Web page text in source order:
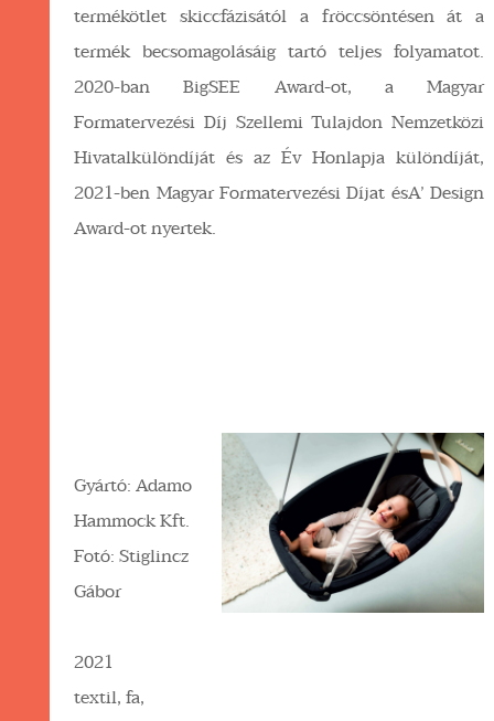
termékötlet skiccfázisától a fröccsöntésen át a
termék becsomagolásáig tartó teljes folyamatot.
2020-ban BigSEE Award-ot, a Magyar
Formatervezési Díj Szellemi Tulajdon Nemzetközi
Hivatalkülöndíját és az Év Honlapja különdíját,
2021-ben Magyar Formatervezési Díjat ésA’ Design
Award-ot nyertek.
Gyártó: Adamo
Hammock Kft.
Fotó: Stiglincz
Gábor
2021
textil, fa,